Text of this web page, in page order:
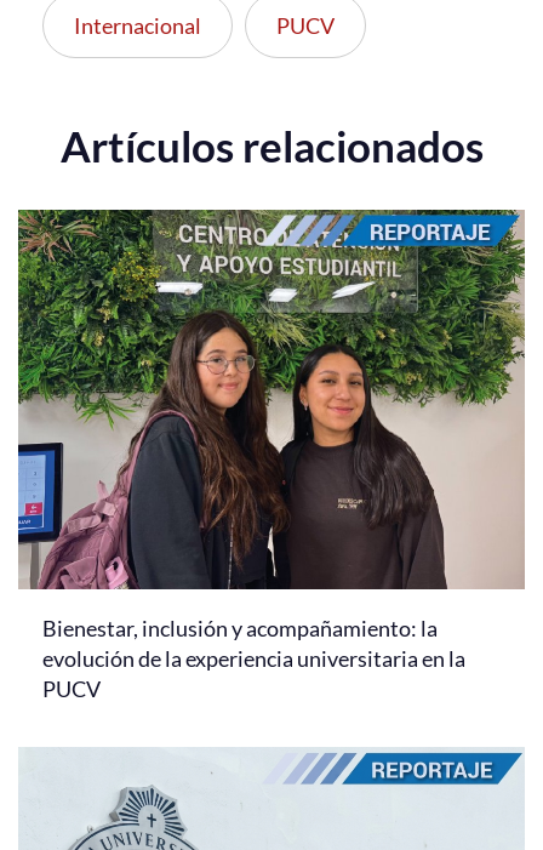
Internacional PUCV
Artículos relacionados
Bienestar, inclusión y acompañamiento: la
evolución de la experiencia universitaria en la
PUCV